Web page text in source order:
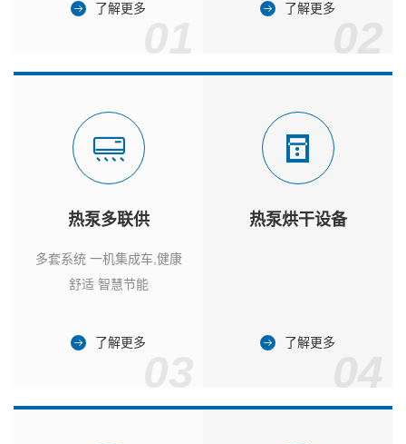
了解更多 了解更多
热泵多联供
多套系统 一机集成车,健康
舒适 智慧节能
了解更多
热泵烘干设备
了解更多